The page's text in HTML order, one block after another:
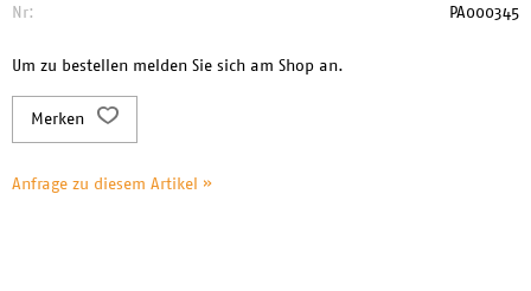
Nr: PA000345
Um zu bestellen melden Sie sich am Shop an.
Merken
Anfrage zu diesem Artikel »